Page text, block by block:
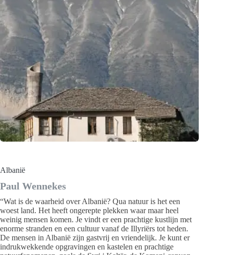
Albanië
Paul Wennekes
“Wat is de waarheid over Albanië? Qua natuur is het een
woest land. Het heeft ongerepte plekken waar maar heel
weinig mensen komen. Je vindt er een prachtige kustlijn met
enorme stranden en een cultuur vanaf de Illyriërs tot heden.
De mensen in Albanië zijn gastvrij en vriendelijk. Je kunt er
indrukwekkende opgravingen en kastelen en prachtige